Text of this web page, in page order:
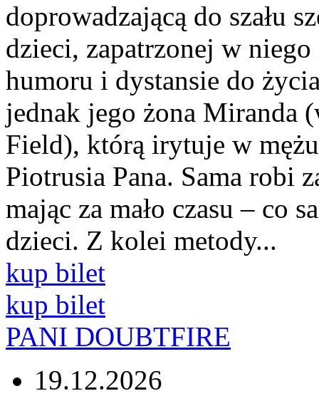
doprowadzającą do szału
dzieci, zapatrzonej w
humoru i dystansie do
jednak jego żona Miranda
Field), którą irytuje w
Piotrusia Pana. Sama robi
mając za mało czasu – co
dzieci. Z kolei metody...
kup bilet
kup bilet
PANI DOUBTFIRE
19.12.2026